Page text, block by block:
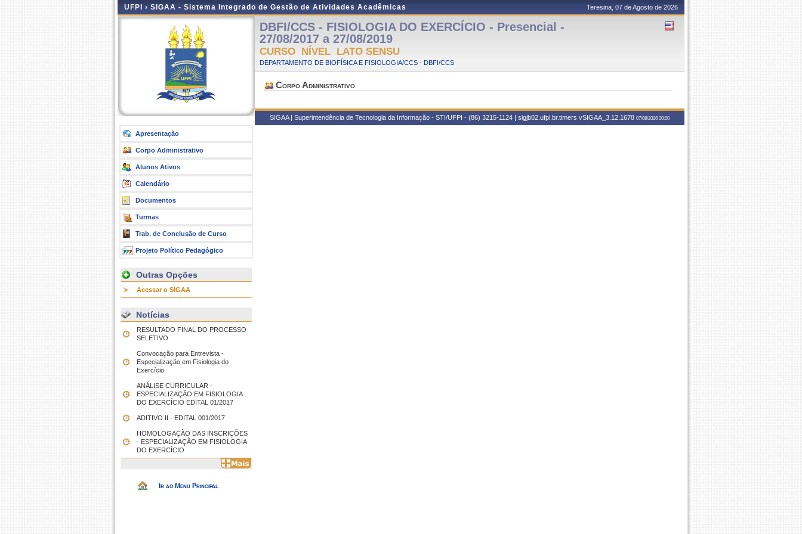
UFPI › SIGAA - Sistema Integrado de Gestão de Atividades Acadêmicas Teresina, 07 de Agosto de 2026
Apresentação
Corpo Administrativo
Alunos Ativos
Calendário
Documentos
Turmas
Trab. de Conclusão de Curso
Projeto Político Pedagógico
Outras Opções
Acessar o SIGAA
Notícias
RESULTADO FINAL DO PROCESSO
SELETIVO
Convocação para Entrevista -
Especialização em Fisiologia do
Exercício
ANÁLISE CURRICULAR -
ESPECIALIZAÇÃO EM FISIOLOGIA
DO EXERCÍCIO EDITAL 01/2017
ADITIVO II - EDITAL 001/2017
HOMOLOGAÇÃO DAS INSCRIÇÕES
- ESPECIALIZAÇÃO EM FISIOLOGIA
DO EXERCÍCIO
Ir ao Menu Principal
DBFI/CCS - FISIOLOGIA DO EXERCÍCIO - Presencial -
27/08/2017 a 27/08/2019
CURSO NÍVEL LATO SENSU
DEPARTAMENTO DE BIOFÍSICA E FISIOLOGIA/CCS - DBFI/CCS
Corpo Administrativo
SIGAA | Superintendência de Tecnologia da Informação - STI/UFPI - (86) 3215-1124 | sigjb02.ufpi.br.timers vSIGAA_3.12.1678 07/08/2026 00:00